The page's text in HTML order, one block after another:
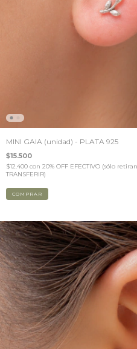
MINI GAIA (unidad) - PLATA 925
$15.500
$12.400 con 20% OFF EFECTIVO (sólo
TRANSFERIR)
COMPRAR